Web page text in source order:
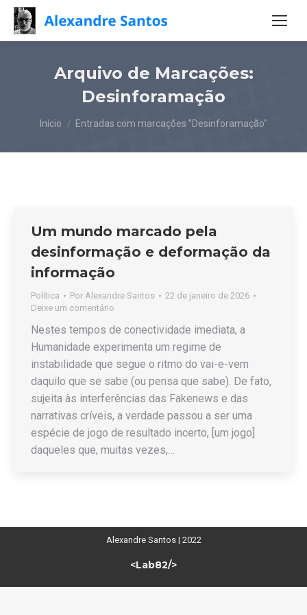
Arquivo de Marcações:
Desinforamação
Você está aqui:
Início Entradas com marcações "Desinforamação"
Um mundo marcado pela
desinformação e deformação da
informação
Política Por Alexandre Santos
22 de janeiro de 2026
Deixe um comentário
Nestes tempos de conectividade imediata, a
Humanidade experimenta um regime de
instabilidade que segue o ritmo do vai-e-vem
daquilo que se sabe (ou pensa que sabe). De fato,
sujeita às interferências das Fakenews e das
narrativas críveis, a verdade passou a ser uma
espécie de jogo de resultado incerto, [um jogo]
daqueles que, muitas vezes,…
Alexandre Santos | 2022
<Lab82/>